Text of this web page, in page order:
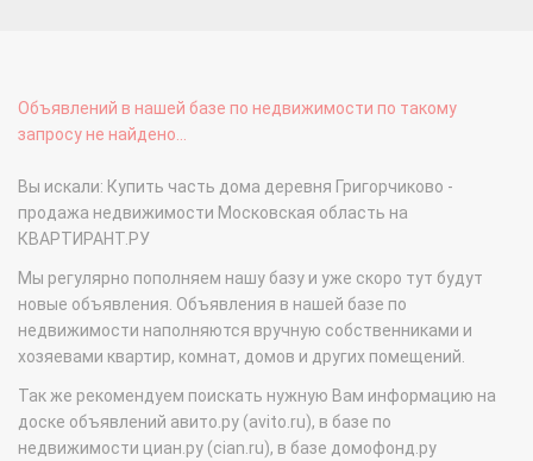
Объявлений в нашей базе по недвижимости по такому
запросу не найдено...
Вы искали: Купить часть дома деревня Григорчиково -
продажа недвижимости Московская область на
КВАРТИРАНТ.РУ
Мы регулярно пополняем нашу базу и уже скоро тут будут
новые объявления. Объявления в нашей базе по
недвижимости наполняются вручную собственниками и
хозяевами квартир, комнат, домов и других помещений.
Так же рекомендуем поискать нужную Вам информацию на
доске объявлений авито.ру (avito.ru), в базе по
недвижимости циан.ру (cian.ru), в базе домофонд.ру